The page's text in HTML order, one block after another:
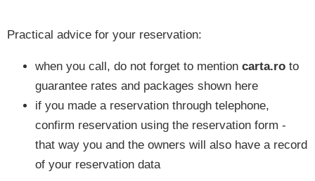
Practical advice for your reservation:
when you call, do not forget to mention carta.ro to
guarantee rates and packages shown here
if you made a reservation through telephone,
confirm reservation using the reservation form -
that way you and the owners will also have a record
of your reservation data